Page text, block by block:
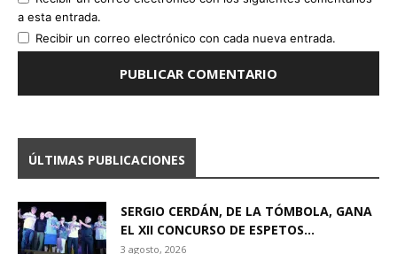
a esta entrada.
Recibir un correo electrónico con cada nueva entrada.
ÚLTIMAS PUBLICACIONES
SERGIO CERDÁN, DE LA TÓMBOLA, GANA
EL XII CONCURSO DE ESPETOS...
3 agosto, 2026